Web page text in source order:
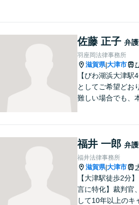
をモットーに、皆
に合った解決を図
ます。お気軽にご
い。
佐藤 正子 弁
羽座岡法律事務所
滋賀県|大津市
【びわ湖浜大津駅
としてご希望どお
難しい場合でも、
やすい雰囲気作り
おりますので、お
談ください。
福井 一郎 弁
福井法律事務所
滋賀県|大津市
【大津駅徒歩2分
言に特化】裁判官
して10年以上のキ